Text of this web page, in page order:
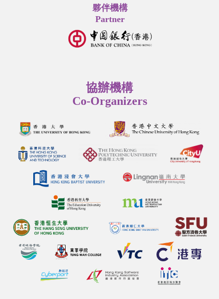
夥伴機構
Partner
協辦機構
Co-Organizers